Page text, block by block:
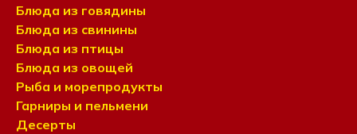
Блюда из говядины
Блюда из свинины
Блюда из птицы
Блюда из овощей
Рыба и морепродукты
Гарниры и пельмени
Десерты